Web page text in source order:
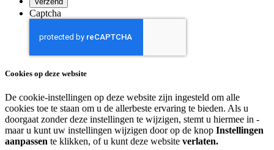
Captcha
Cookies op deze website
De cookie-instellingen op deze website zijn ingesteld om alle
cookies toe te staan om u de allerbeste ervaring te bieden. Als u
doorgaat zonder deze instellingen te wijzigen, stemt u hiermee in -
maar u kunt uw instellingen wijzigen door op de knop Instellingen
aanpassen te klikken, of u kunt deze website verlaten.